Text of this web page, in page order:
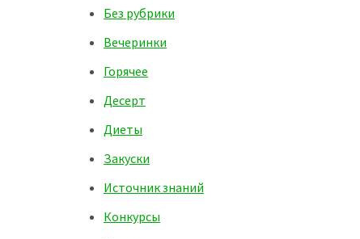
Без рубрики
Вечеринки
Горячее
Десерт
Диеты
Закуски
Источник знаний
Конкурсы